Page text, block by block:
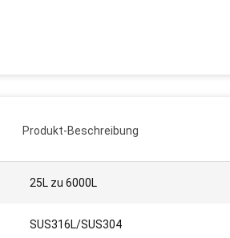
Produkt-Beschreibung
25L zu 6000L
SUS316L/SUS304